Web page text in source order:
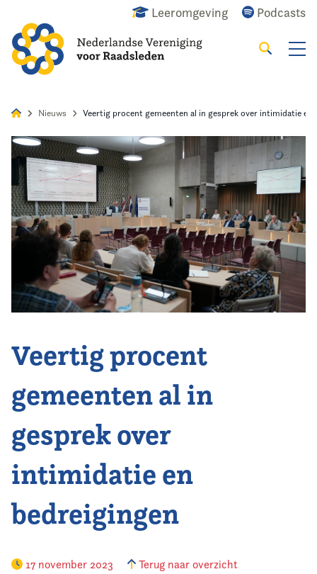
Leeromgeving Podcasts
Zoeken
Home
Agenda
Nieuws
Opleidingsaanbod
Kennis & Informatie
Vereniging
Nieuws Veertig procent gemeenten al in gesprek over intimidatie en
Veertig procent
gemeenten al in
gesprek over
intimidatie en
bedreigingen
17 november 2023 Terug naar overzicht